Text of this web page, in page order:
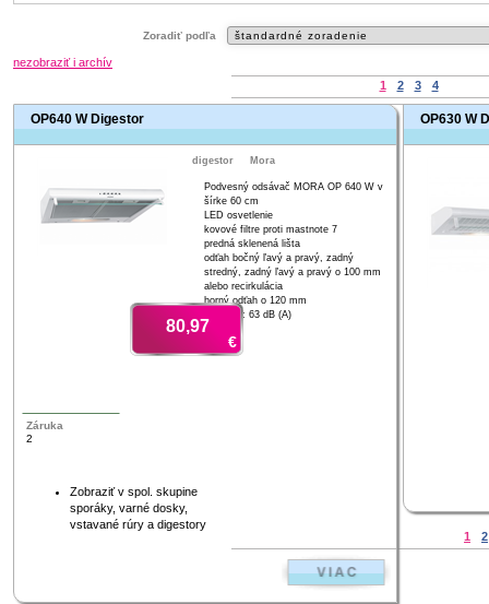
Electrolux
Mora
Výpredaj
V letáku
Zoradiť podľa
nezobraziť i archív
1
2 3 4
OP640 W Digestor
digestor Mora
Podvesný odsávač MORA OP 640 W v
šírke 60 cm
LED osvetlenie
kovové filtre proti mastnote 7
predná sklenená lišta
odťah bočný ľavý a pravý, zadný
stredný, zadný ľavý a pravý o 100 mm
alebo recirkulácia
horný odťah o 120 mm
hlučnosť: 63 dB (A)
80,97
€
Záruka
2
Zobraziť v spol. skupine
sporáky, varné dosky,
vstavané rúry a digestory
OP630 W
1 2